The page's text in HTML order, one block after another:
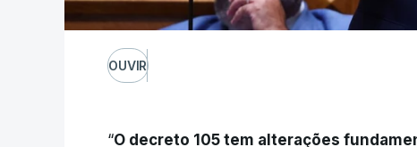
OUVIR
“O decreto 105 tem alterações